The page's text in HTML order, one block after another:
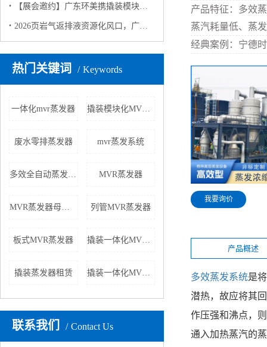
【展会邀约】广东环美携撬装模块化 MVR 蒸发系统亮相 2026 上海环博会，诚邀莅临！
2026页岩气返排液资源化风口，广东环美MVR技术领航
热门关键词 Keywords
一体化mvr蒸发器 撬装模块化MVR蒸发器
废水零排蒸发器 mvr蒸发系统
多效全自动蒸发器厂家 MVR蒸发器
MVR蒸发器母液处理利器 列管MVR蒸发器
板式MVR蒸发器 撬装一体化MVR设备厂家
撬装蒸发器租赁 撬装一体化MVR设备价格
联系我们 Contact Us
产品特征： 多效
蒸汽耗量低、蒸
经典案例： 宁德
我要询价
产品概述
多效蒸发系统是
潜热，故应将其
作压强和沸点，
通入加热蒸汽的